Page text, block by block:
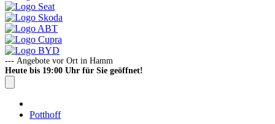
--- Angebote vor Ort in Hamm
Heute bis 19:00 Uhr für Sie geöffnet!
Potthoff